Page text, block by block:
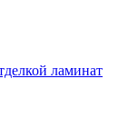
ламинат